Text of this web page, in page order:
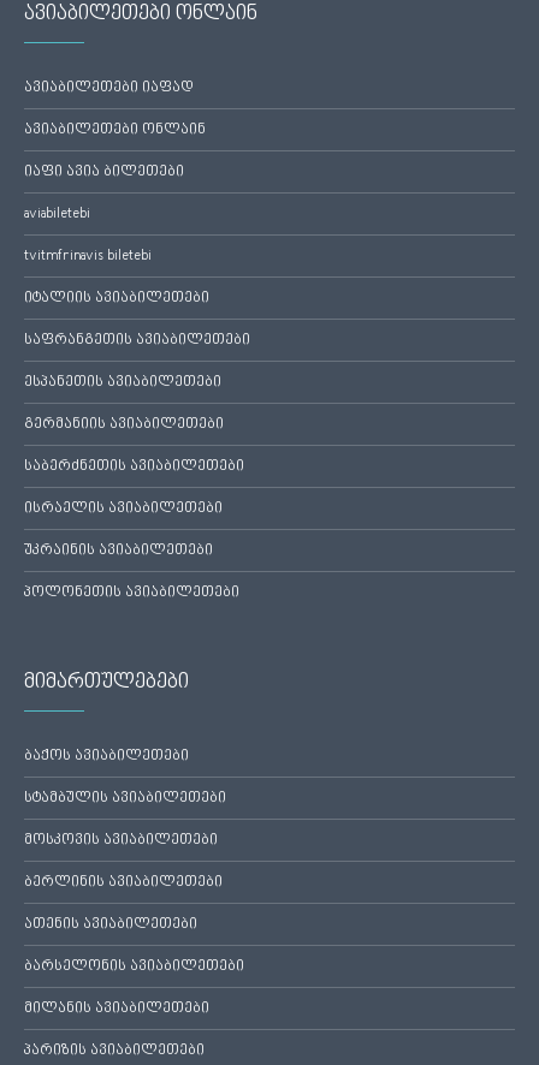
ავიაბილეთები ონლაინ
ავიაბილეთები იაფად
ავიაბილეთები ონლაინ
იაფი ავია ბილეთები
aviabiletebi
tvitmfrinavis biletebi
იტალიის ავიაბილეთები
საფრანგეთის ავიაბილეთები
ესპანეთის ავიაბილეთები
გერმანიის ავიაბილეთები
საბერძნეთის ავიაბილეთები
ისრაელის ავიაბილეთები
უკრაინის ავიაბილეთები
პოლონეთის ავიაბილეთები
მიმართულებები
ბაქოს ავიაბილეთები
სტამბულის ავიაბილეთები
მოსკოვის ავიაბილეთები
ბერლინის ავიაბილეთები
ათენის ავიაბილეთები
ბარსელონის ავიაბილეთები
მილანის ავიაბილეთები
პარიზის ავიაბილეთები